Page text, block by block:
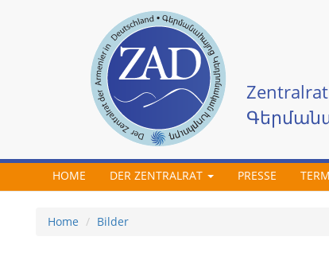
HOME DER ZENTRALRAT PRESSE
Home Bilder